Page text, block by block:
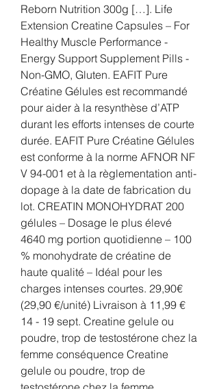
Reborn Nutrition 300g […]. Life
Extension Creatine Capsules – For
Healthy Muscle Performance -
Energy Support Supplement Pills -
Non-GMO, Gluten. EAFIT Pure
Créatine Gélules est recommandé
pour aider à la resynthèse d’ATP
durant les efforts intenses de courte
durée. EAFIT Pure Créatine Gélules
est conforme à la norme AFNOR NF
V 94-001 et à la règlementation anti-
dopage à la date de fabrication du
lot. CREATIN MONOHYDRAT 200
gélules – Dosage le plus élevé
4640 mg portion quotidienne – 100
% monohydrate de créatine de
haute qualité – Idéal pour les
charges intenses courtes. 29,90€
(29,90 €/unité) Livraison à 11,99 €
14 - 19 sept. Creatine gelule ou
poudre, trop de testostérone chez la
femme conséquence Creatine
gelule ou poudre, trop de